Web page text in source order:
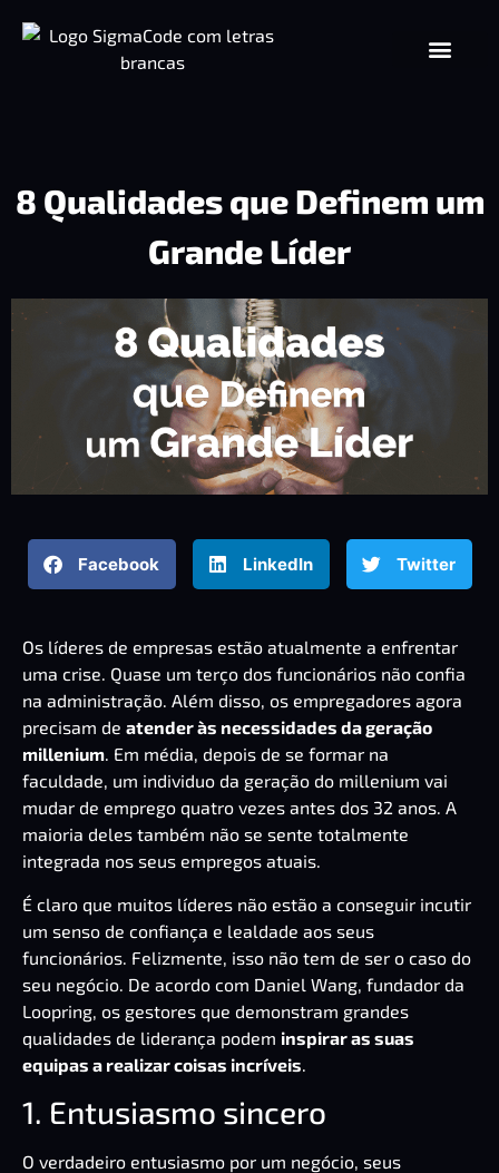
8 Qualidades que Definem um
Grande Líder
Facebook LinkedIn Twitter
Os líderes de empresas estão atualmente a enfrentar
uma crise. Quase um terço dos funcionários não confia
na administração. Além disso, os empregadores agora
precisam de atender às necessidades da geração
millenium. Em média, depois de se formar na
faculdade, um individuo da geração do millenium vai
mudar de emprego quatro vezes antes dos 32 anos. A
maioria deles também não se sente totalmente
integrada nos seus empregos atuais.
É claro que muitos líderes não estão a conseguir incutir
um senso de confiança e lealdade aos seus
funcionários. Felizmente, isso não tem de ser o caso do
seu negócio. De acordo com Daniel Wang , fundador da
Loopring , os gestores que demonstram grandes
qualidades de liderança podem inspirar as suas
equipas a realizar coisas incríveis
1. Entusiasmo sincero
O verdadeiro entusiasmo por um negócio, seus